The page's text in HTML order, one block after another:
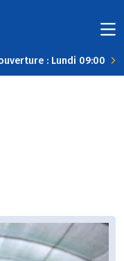
: Lundi 09:00